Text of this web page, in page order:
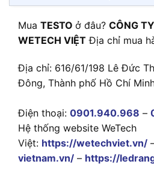
Mua TESTO ở đâu? CÔNG
WETECH VIỆT Địa chỉ mua
Địa chỉ: 616/61/198 Lê Đức
Đông, Thành phố Hồ Chí
Điện thoại: 0901.940.968 –
Hệ thống website WeTech
Việt: https://wetechviet.vn/
vietnam.vn/ – https://